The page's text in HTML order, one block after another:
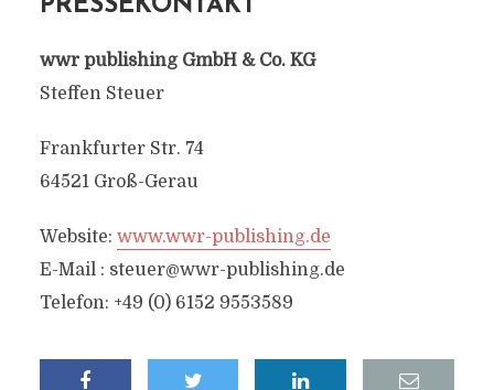
PRESSEKONTAKT
wwr publishing GmbH & Co. KG
Steffen Steuer
Frankfurter Str. 74
64521 Groß-Gerau
Website: www.wwr-publishing.de
E-Mail : steuer@wwr-publishing.de
Telefon: +49 (0) 6152 9553589